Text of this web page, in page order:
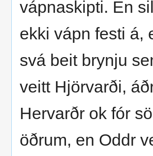
vápnaskipti. En
ekki vápn festi á,
svá beit brynju
veitt Hjörvarði,
Hervarðr ok fór
öðrum, en Oddr